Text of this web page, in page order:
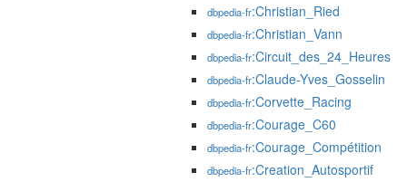
dbpedia-fr:Christian_Ried
dbpedia-fr:Christian_Vann
dbpedia-fr:Circuit_des_24_Heures
dbpedia-fr:Claude-Yves_Gosselin
dbpedia-fr:Corvette_Racing
dbpedia-fr:Courage_C60
dbpedia-fr:Courage_Compétition
dbpedia-fr:Creation_Autosportif